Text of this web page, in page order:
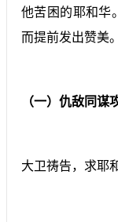
他苦困的耶和华
而提前发出赞美。
（一）仇敌同谋
大卫祷告，求耶